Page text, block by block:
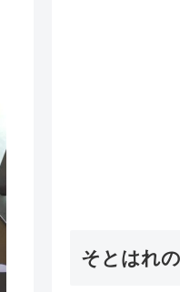
そとはれ